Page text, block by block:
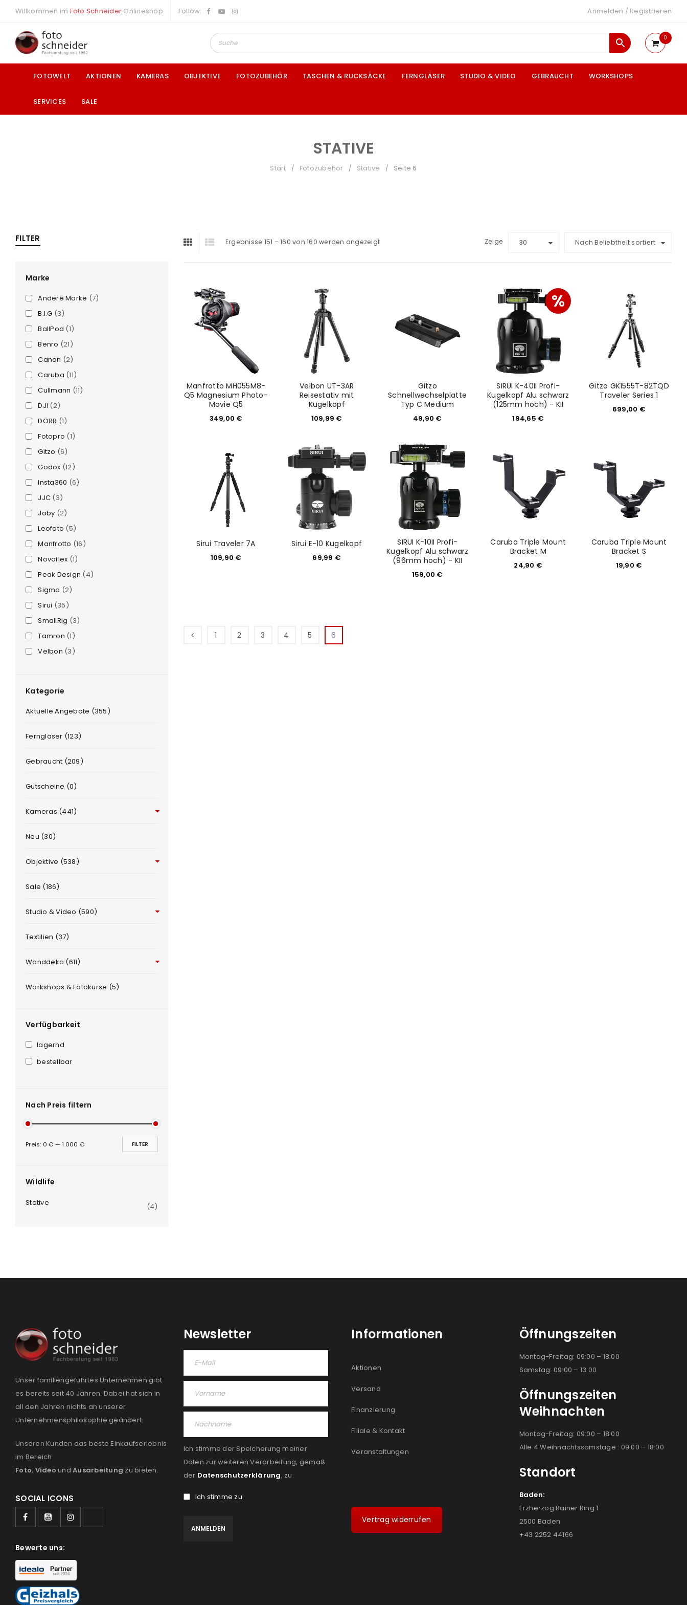
ANMELDEN
Willkommen im Foto Schneider Onlineshop Follow: Anmelden / Registrieren
0
FOTOWELT AKTIONEN KAMERAS OBJEKTIVE FOTOZUBEHÖR TASCHEN & RUCKSÄCKE FERNGLÄSER STUDIO & VIDEO GEBRAUCHT WORKSHOPS
SERVICES SALE
STATIVE
Start / Fotozubehör / Stative / Seite 6
FILTER
Marke
Andere Marke (7)
B.I.G (3)
BallPod (1)
Benro (21)
Canon (2)
Caruba (11)
Cullmann (11)
DJI (2)
DÖRR (1)
Fotopro (1)
Gitzo (6)
Godox (12)
Insta360 (6)
JJC (3)
Joby (2)
Leofoto (5)
Manfrotto (16)
Novoflex (1)
Peak Design (4)
Sigma (2)
Sirui (35)
SmallRig (3)
Tamron (1)
Velbon (3)
Kategorie
Aktuelle Angebote (355)
Ferngläser (123)
Gebraucht (209)
Gutscheine (0)
Kameras (441)
Neu (30)
Objektive (538)
Sale (186)
Studio & Video (590)
Textilien (37)
Wanddeko (611)
Workshops & Fotokurse (5)
Verfügbarkeit
lagernd
bestellbar
Nach Preis filtern
FILTER
Preis: 0 € —1.000 €
Wildlife
Stative (4)
Ergebnisse 151 – 160 von 160 werden angezeigt Nach Beliebtheit sortiert
Zeige 30
Manfrotto MH055M8-
Q5 Magnesium Photo-
Movie Q5
349,00 €
Velbon UT-3AR
Reisestativ mit
Kugelkopf
109,99 €
Gitzo
Schnellwechselplatte
Typ C Medium
49,90 €
%
SIRUI K-40II Profi-
Kugelkopf Alu schwarz
(125mm hoch) - KII
194,65 €
Gitzo GK1555T-82TQD
Traveler Series 1
699,00 €
Sirui Traveler 7A
109,90 €
Sirui E-10 Kugelkopf
69,99 €
SIRUI K-10II Profi-
Kugelkopf Alu schwarz
(96mm hoch) - KII
159,00 €
Caruba Triple Mount
Bracket M
24,90 €
Caruba Triple Mount
Bracket S
19,90 €
1 2 3 4 5 6
Unser familiengeführtes Unternehmen gibt
es bereits seit 40 Jahren. Dabei hat sich in
all den Jahren nichts an unserer
Unternehmensphilosophie geändert:
Unseren Kunden das beste Einkaufserlebnis
im Bereich
Foto, Video und Ausarbeitung zu bieten.
SOCIAL ICONS
Bewerte uns:
Newsletter
Ich stimme der Speicherung meiner
Daten zur weiteren Verarbeitung, gemäß
der Datenschutzerklärung, zu:
Ich stimme zu
Informationen
Aktionen
Versand
Finanzierung
Filiale & Kontakt
Veranstaltungen
Vertrag widerrufen
Öffnungszeiten
Montag-Freitag: 09:00 – 18:00
Samstag: 09:00 – 13:00
Öffnungszeiten
Weihnachten
Montag-Freitag: 09:00 – 18:00
Alle 4 Weihnachtssamstage : 09:00 – 18:00
Standort
Baden:
Erzherzog Rainer Ring 1
2500 Baden
+43 2252 44166